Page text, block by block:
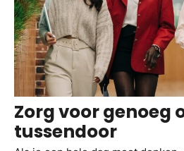
Zorg voor genoeg
tussendoor